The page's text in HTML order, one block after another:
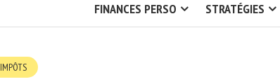
FINANCES PERSO STRATÉGIES
IMPÔTS